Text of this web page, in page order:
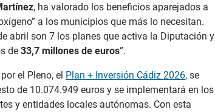
, ha valorado los beneficios aparejados a
a los municipios que más lo necesitan.
abril son 7 los planes que activa la Diputación y
de 33,7 millones de euros”.
el Pleno, el Plan + Inversión Cádiz 2026, se
de 10.074.949 euros y se implementará en los
y entidades locales autónomas. Con esta